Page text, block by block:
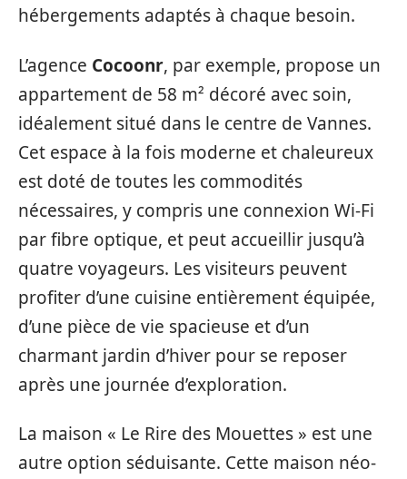
hébergements adaptés à chaque besoin.
L’agence Cocoonr, par exemple, propose un
appartement de 58 m² décoré avec soin,
idéalement situé dans le centre de Vannes.
Cet espace à la fois moderne et chaleureux
est doté de toutes les commodités
nécessaires, y compris une connexion Wi-Fi
par fibre optique, et peut accueillir jusqu’à
quatre voyageurs. Les visiteurs peuvent
profiter d’une cuisine entièrement équipée,
d’une pièce de vie spacieuse et d’un
charmant jardin d’hiver pour se reposer
après une journée d’exploration.
La maison « Le Rire des Mouettes » est une
autre option séduisante. Cette maison néo-